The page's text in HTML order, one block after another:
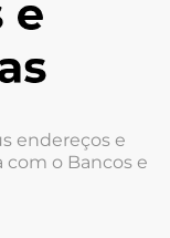
endereços e
o Bancos e